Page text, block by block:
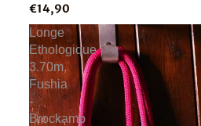
€14,90
Longe
Ethologique
3.70m,
Fushia
-
Brockamp